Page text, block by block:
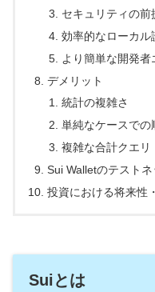
セキュリティの前
効率的なローカル
より簡単な開発者
デメリット
統計の複雑さ
単純なケースでの
複雑な合計クエリ
Sui Walletのテスト
投資における将来性
Suiとは